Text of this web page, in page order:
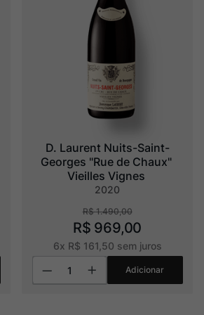
D. Laurent Nuits-Saint-
Georges "Rue de Chaux"
Vieilles Vignes
2020
R$ 1.490,00
R$ 969,00
6x R$ 161 50 sem juros
Adicionar